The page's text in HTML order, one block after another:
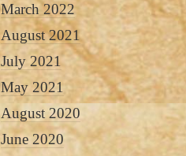
March 2022
August 2021
July 2021
May 2021
August 2020
June 2020